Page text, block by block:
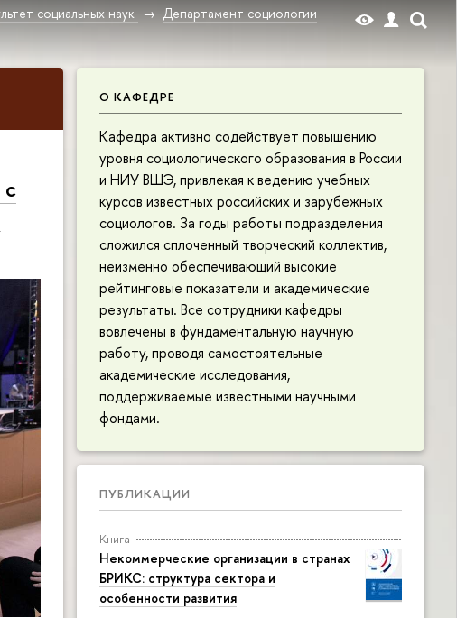
социальных наук
Департамент социологии
О КАФЕДРЕ
Кафедра активно содействует повышению
уровня социологического образования в России
и НИУ ВШЭ, привлекая к ведению учебных
курсов известных российских и зарубежных
социологов. За годы работы подразделения
сложился сплоченный творческий коллектив,
неизменно обеспечивающий высокие
рейтинговые показатели и академические
результаты. Все сотрудники кафедры
вовлечены в фундаментальную научную
работу, проводя самостоятельные
академические исследования,
поддерживаемые известными научными
фондами.
ПУБЛИКАЦИИ
Книга
Некоммерческие организации в странах
БРИКС: структура сектора и
особенности развития